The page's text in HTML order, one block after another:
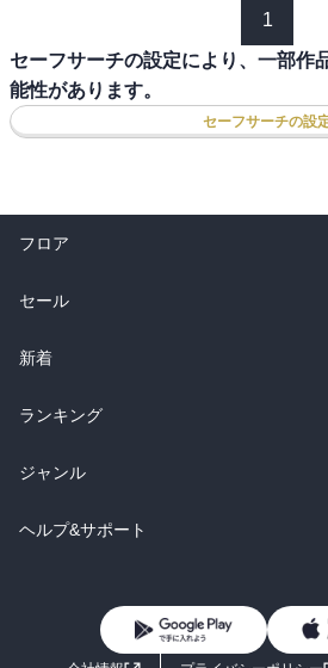
1
セーフサーチの設定により、一部作
能性があります。
セーフサーチの設
フロア
総合
ラノベ
雑誌・グラビア
BL・TL
セール
総合
ラノベ
雑誌・グラビア
BL・TL
新着
総合
ラノベ
雑誌・グラビア
ランキング
総合
ラノベ
ジャンル
コミック
ライトノベル 男子
ヘルプ&サポート
よくあるご質問
お問